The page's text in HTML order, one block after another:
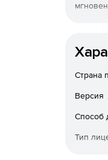
Страна
Версия
Способ
Тип